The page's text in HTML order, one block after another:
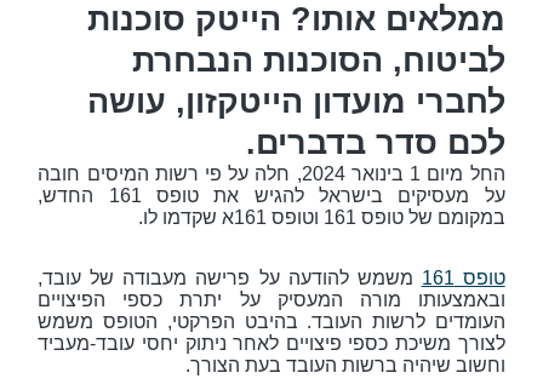
ממלאים אותו? הייטק סוכנות
לביטוח, הסוכנות הנבחרת
לחברי מועדון הייטקזון, עושה
לכם סדר בדברים.
החל מיום 1 בינואר 2024, חלה על פי רשות המיסים חובה
על מעסיקים בישראל להגיש את טופס 161 החדש,
במקומם של טופס 161 וטופס 161א שקדמו לו.
טופס 161
משמש להודעה על פרישה מעבודה של עובד,
ובאמצעותו מורה המעסיק על יתרת כספי הפיצויים
העומדים לרשות העובד. בהיבט הפרקטי, הטופס משמש
לצורך משיכת כספי פיצויים לאחר ניתוק יחסי עובד-מעביד
וחשוב שיהיה ברשות העובד בעת הצורך.